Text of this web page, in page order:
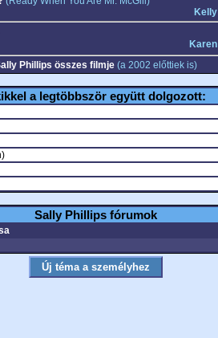
Kelly
Karen
Phillips összes filmje (a 2002 előttiek is)
a legtöbbször együtt dolgozott:
Sally Phillips fórumok